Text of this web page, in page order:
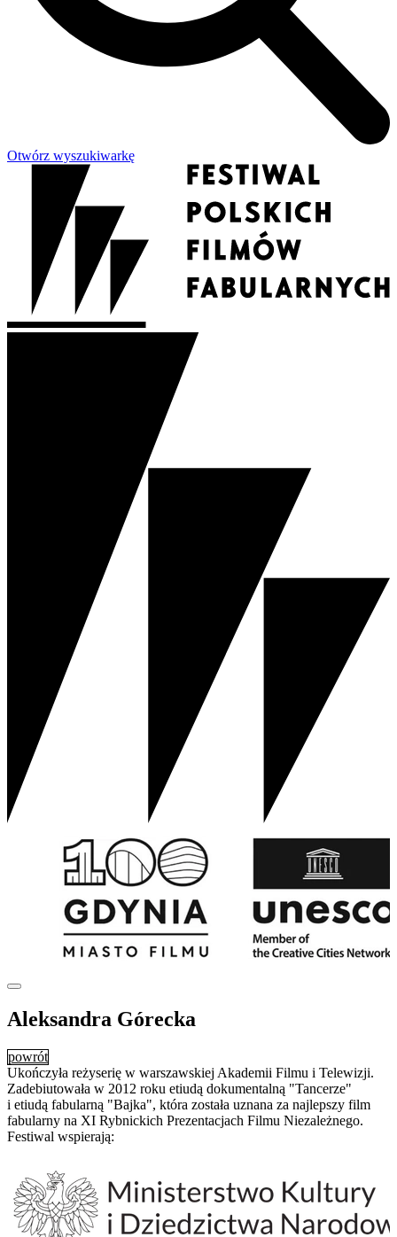
Otwórz wyszukiwarkę
Aleksandra Górecka
powrót
Ukończyła reżyserię w warszawskiej Akademii Filmu i Telewizji.
Zadebiutowała w 2012 roku etiudą dokumentalną "Tancerze"
i etiudą fabularną "Bajka", która została uznana za najlepszy film
fabularny na XI Rybnickich Prezentacjach Filmu Niezależnego.
Festiwal wspierają: